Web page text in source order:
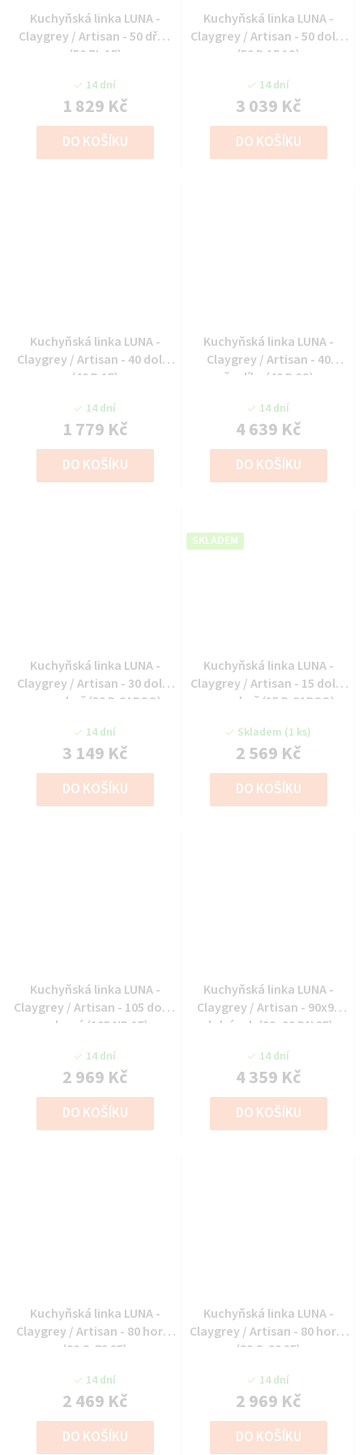
Kuchyňská linka LUNA -
Claygrey / Artisan - 50 dřez
(50 ZL 1F)
14 dní
1 829 Kč
DO KOŠÍKU
Kuchyňská linka LUNA -
Claygrey / Artisan - 50 dolní
(50 D 1F 1S)
14 dní
3 039 Kč
DO KOŠÍKU
Kuchyňská linka LUNA -
Claygrey / Artisan - 40 dolní
(40 D 1F)
14 dní
1 779 Kč
DO KOŠÍKU
Kuchyňská linka LUNA -
Claygrey / Artisan - 40
šuplíky (40 D 3S)
14 dní
4 639 Kč
DO KOŠÍKU
Kuchyňská linka LUNA -
Claygrey / Artisan - 30 dolní
cargo koš (30 D CARGO)
14 dní
3 149 Kč
DO KOŠÍKU
SKLADEM
Kuchyňská linka LUNA -
Claygrey / Artisan - 15 dolní
cargo koš (15 D CARGO)
Skladem (1 ks)
2 569 Kč
DO KOŠÍKU
Kuchyňská linka LUNA -
Claygrey / Artisan - 105 dolní
rohová (105 ND 1F)
14 dní
2 969 Kč
DO KOŠÍKU
Kuchyňská linka LUNA -
Claygrey / Artisan - 90x90
dolní roh (90x90 DN 2F)
14 dní
4 359 Kč
DO KOŠÍKU
Kuchyňská linka LUNA -
Claygrey / Artisan - 80 horní
(80 G-72 2F)
14 dní
2 469 Kč
DO KOŠÍKU
Kuchyňská linka LUNA -
Claygrey / Artisan - 80 horní
(80 G-90 2F)
14 dní
2 969 Kč
DO KOŠÍKU